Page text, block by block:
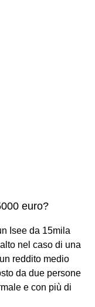
euro?
Isee da 15mila
nel caso di una
reddito medio
da due persone
e con più di